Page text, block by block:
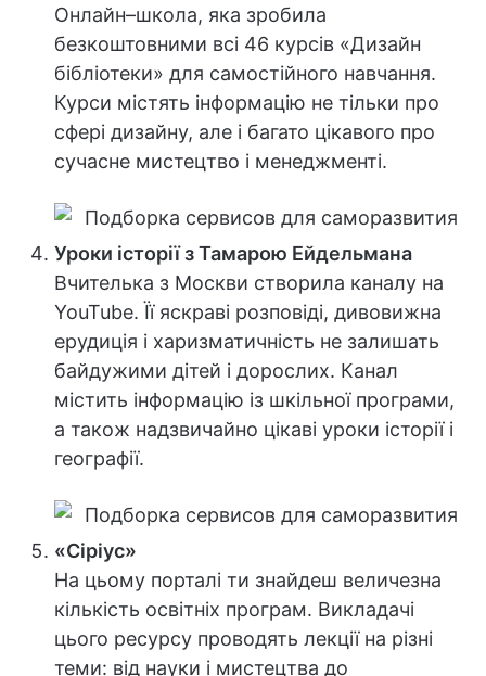
Онлайн–школа, яка зробила
безкоштовними всі 46 курсів «Дизайн
бібліотеки» для самостійного навчання.
Курси містять інформацію не тільки про
сфері дизайну, але і багато цікавого про
сучасне мистецтво і менеджменті.
Уроки історії з Тамарою Ейдельмана
Вчителька з Москви створила каналу на
YouTube. Її яскраві розповіді, дивовижна
ерудиція і харизматичність не залишать
байдужими дітей і дорослих. Канал
містить інформацію із шкільної програми,
а також надзвичайно цікаві уроки історії і
географії.
«Сіріус»
На цьому порталі ти знайдеш величезна
кількість освітніх програм. Викладачі
цього ресурсу проводять лекції на різні
теми: від науки і мистецтва до